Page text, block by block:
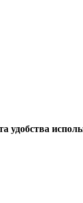
удобства